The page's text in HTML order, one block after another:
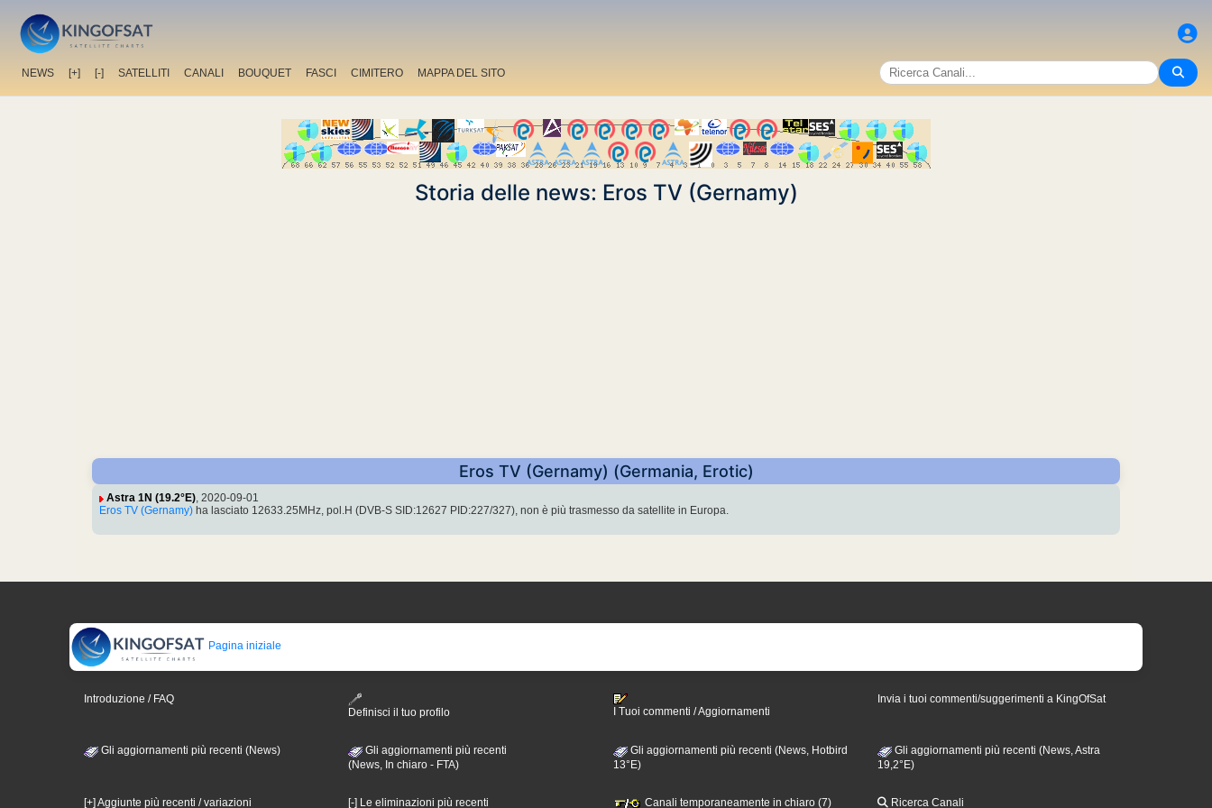
NEWS [+] [-] SATELLITI CANALI BOUQUET FASCI CIMITERO MAPPA DEL SITO
Storia delle news: Eros TV (Gernamy)
Eros TV (Gernamy) (Germania, Erotic)
Astra 1N (19.2°E), 2020-09-01
Eros TV (Gernamy) ha lasciato 12633.25MHz, pol.H (DVB-S SID:12627 PID:227/327), non è più trasmesso da satellite in Europa.
Pagina iniziale
Introduzione / FAQ
Definisci il tuo profilo
I Tuoi commenti / Aggiornamenti
Invia i tuoi commenti/suggerimenti a KingOfSat
Gli aggiornamenti più recenti (News)
Gli aggiornamenti più recenti
(News, In chiaro - FTA)
Gli aggiornamenti più recenti (News, Hotbird
13°E)
Gli aggiornamenti più recenti (News, Astra
19,2°E)
[+] Aggiunte più recenti / variazioni [-] Le eliminazioni più recenti Canali temporaneamente in chiaro (7) Ricerca Canali